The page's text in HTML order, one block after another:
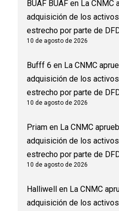
BUAF BUAF en La CNMC
adquisición de los
estrecho por parte de
10 de agosto de 2026
Bufff 6 en La CNMC
adquisición de los
estrecho por parte de
10 de agosto de 2026
Priam en La CNMC
adquisición de los
estrecho por parte de
10 de agosto de 2026
Halliwell en La CNMC
adquisición de los